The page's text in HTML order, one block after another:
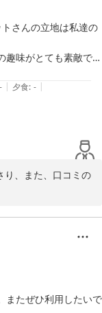
、綺麗でおしゃれ
色も気に入っていた
』という思いで名
過ごしいただけた
はメヌホットをご利
さんの立地は私達の
趣味がとても素敵で、
専用の洗濯機と乾燥
ありとても便利であ
海、空、夕日、海に
た買い物には不自由
ヌホットに泊まりに
した。大変お世話に
- | 夕食: - |
り、また、口コミの
ます。
、さらにメヌホット
います。
焼き物）食器をご
こだわり甲斐があ
またぜひ利用したいで